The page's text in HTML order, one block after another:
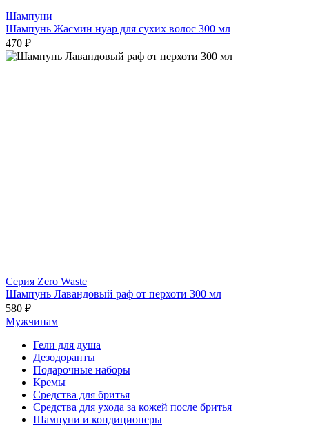
Шампуни
Шампунь Жасмин нуар для сухих волос 300 мл
470 ₽
Серия Zero Waste
Шампунь Лавандовый раф от перхоти 300 мл
580 ₽
Мужчинам
Гели для душа
Дезодоранты
Подарочные наборы
Кремы
Средства для бритья
Средства для ухода за кожей после бритья
Шампуни и кондиционеры